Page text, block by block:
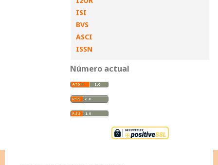
ISI
BVS
ASCI
ISSN
Número actual